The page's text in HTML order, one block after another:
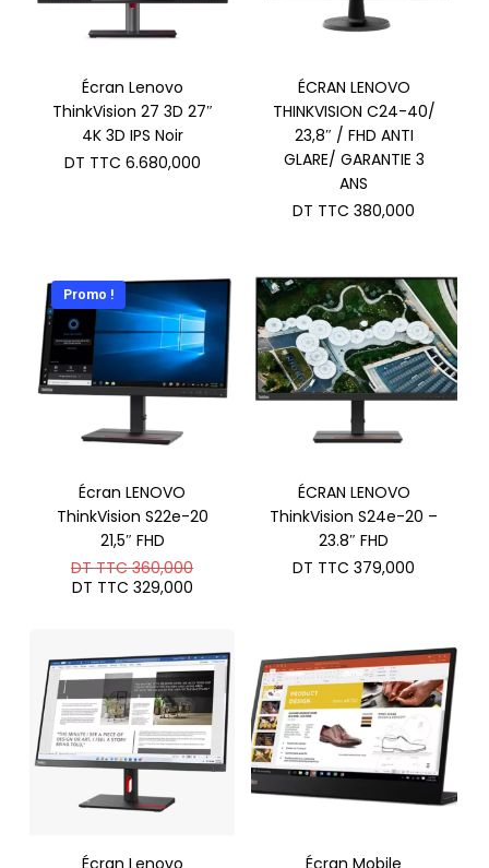
Écran Lenovo
ThinkVision 27 3D 27″
4K 3D IPS Noir
DT TTC 6.680,000
ÉCRAN LENOVO
THINKVISION C24-40/
23,8″ / FHD ANTI
GLARE/ GARANTIE 3
ANS
DT TTC 380,000
Promo !
Écran LENOVO
ThinkVision S22e-20
21,5″ FHD
DT TTC360,000Le
TTC 360,000.
DT TTC 329,000Le
DT
TTC 329,000.
ÉCRAN LENOVO
ThinkVision S24e-20 –
23.8″ FHD
DT TTC 379,000
Écran Lenovo Écran Mobile